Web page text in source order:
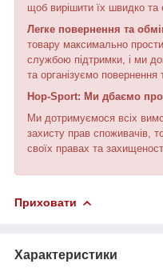
щоб вирішити їх швидко та
Легке повернення та
товару максимально
службою підтримки, і ми
та організуємо повернення
Hop-Sport: Ми дбаємо
Ми дотримуємося всіх
захисту прав споживачів,
своїх правах та
Приховати
Характеристики